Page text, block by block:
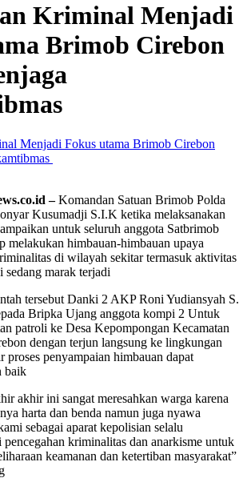
Kriminal Menjadi
Brimob Cirebon
–Komandan Satuan Brimob Polda
Kusumadji S.I.K ketika melaksanakan
untuk seluruh anggota Satbrimob
melakukan himbauan-himbauan upaya
di wilayah sekitar termasuk aktivitas
marak terjadi
tersebut Danki 2 AKP Roni Yudiansyah S.
Bripka Ujang anggota kompi 2 Untuk
patroli ke Desa Kepompongan Kecamatan
dengan terjun langsung ke lingkungan
proses penyampaian himbauan dapat
baik
akhir ini sangat meresahkan warga karena
harta dan benda namun juga nyawa
sebagai aparat kepolisian selalu
pencegahan kriminalitas dan anarkisme untuk
keamanan dan ketertiban masyarakat”